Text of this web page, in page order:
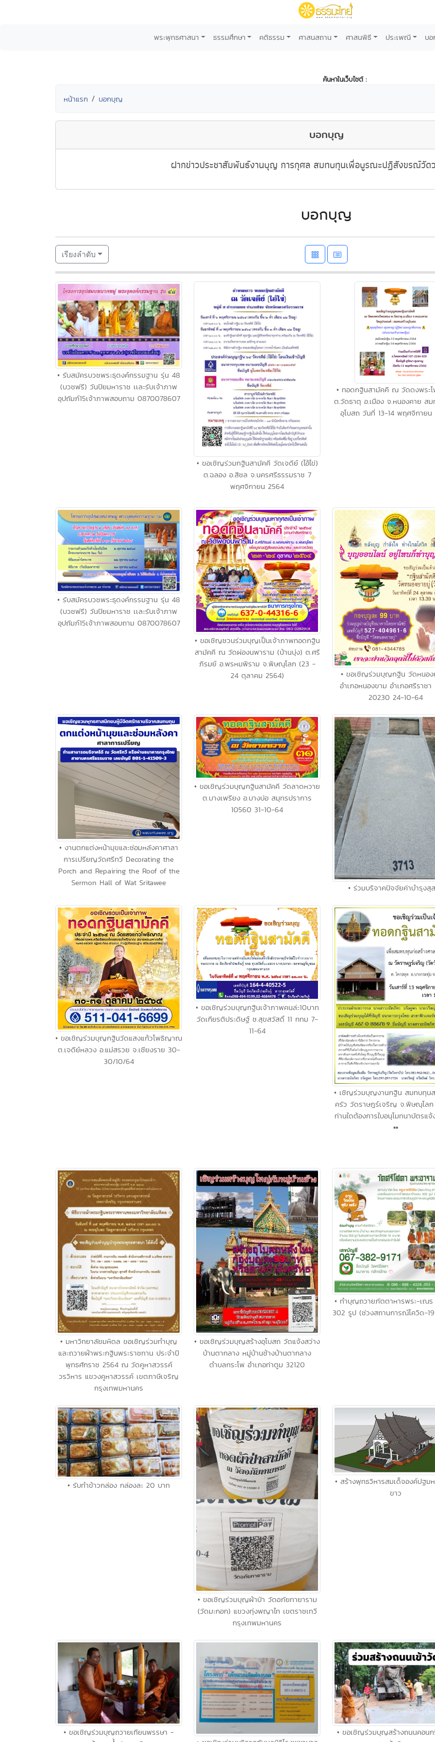
พระพุทธศาสนา ธรรมศึกษา คติธรรม ศาสนสถาน ศาสนพิธี ประเพณี บ
ค้นหาในเว็บไซต์ :
หน้าแรก บอกบุญ
บอกบุญ
ฝากข่าวประชาสัมพันธ์งานบุญ การกุศล สมทบทุนเพื่อบูรณะปฏิสังขรณ์วัดว
บอกบุญ
เรียงลำดับ
• รับสมัครบวชพระธุดงค์กรรมฐาน รุ่น 48
(บวชฟรี) วันปิยมหาราช เเละรับเจ้าภาพ
อุปถัมภ์15เจ้าภาพสอบถาม 0870078607
• ขอเชิญร่วมกฐินสามัคคี วัดเจดีย์ (ไอ้ไข่)
ต.ฉลอง อ.สิชล จ.นครศรีธรรมราช 7
พฤศจิกายน 2564
• ทอดกฐินสามัคคี ณ วัดดงพระ
ต.วัดธาตุ อ.เมือง จ.หนองคาย สม
อุโบสถ วันที่ 13-14 พฤศจิกายน
• รับสมัครบวชพระธุดงค์กรรมฐาน รุ่น 48
(บวชฟรี) วันปิยมหาราช เเละรับเจ้าภาพ
อุปถัมภ์15เจ้าภาพสอบถาม 0870078607
• ขอเชิญชวนร่วมบุญเป็นเจ้าภาพทอดกฐิน
สามัคคี ณ วัดผ่องนพาราม (บ้านบุ่ง) ต.ศรี
ภิรมย์ อ.พรหมพิราม จ.พิษณุโลก (23 -
24 ตุลาคม 2564)
• ขอเชิญร่วมบุญกฐิน วัดหนอง
อำเภอหนองขาม อำเภอศรีราช
20230 24-10-64
• งานตกแต่งหน้ามุขและซ่อมหลังคาศาลา
การเปรียญวัดศรีทวี Decorating the
Porch and Repairing the Roof of the
Sermon Hall of Wat Sritawee
• ขอเชิญร่วมบุญกฐินสามัคคี วัดลาดหวาย
ต.บางเพรียง อ.บางบ่อ สมุทรปราการ
10560 31-10-64
• ร่วมบริจาคปัจจัยค่าบำรุงสุ
• ขอเชิญร่วมบุญกฐินวัดแสงแก้วโพธิญาณ
ต.เจดีย์หลวง อ.แม่สรวย จ.เชียงราย 30-
30/10/64
• ขอเชิญร่วมบุญกฐินเจ้าภาพคนล่ะ10บาท
วัดเกียรติประดิษฐ์ ซ.สุขสวัสดิ์ 11 กทม 7-
11-64
• เชิญร่วมบุญงานกฐิน สมทบทุนส
ครัว วัดราษฎร์เจริญ จ.พิษณุโลก
ท่านใดต้องการใบอนุโมทนาบัตรแจ้
▪︎▪︎
• มหาวิทยาลัยมหิดล ขอเชิญร่วมทำบุญ
และถวายผ้าพระกฐินพระราชทาน ประจำปี
พุทธศักราช 2564 ณ วัดคูหาสวรรค์
วรวิหาร แขวงคูหาสวรรค์ เขตภาษีเจริญ
กรุงเทพมหานคร
• ขอเชิญร่วมบุญสร้างอุโบสถ วัดแจ้งสว่าง
บ้านตากลาง หมู่บ้านช้างบ้านตากลาง
ตำบลกระโพ อำเภอท่าตูม 32120
• ทำบุญถวายภัตตาหารพระ-เณ
302 รูป (ช่วงสถานการณ์โควิด-
• รับทำข้าวกล่อง กล่องละ 20 บาท
• ขอเชิญร่วมบุญผ้าป่า วัดอภัยทายาราม
(วัดมะกอก) แขวงทุ่งพญาไท เขตราชเทวี
กรุงเทพมหานคร
• สร้างพุทธวิหารสมเด็จองค์ปฐม
ขาว
• ขอเชิญร่วมบุญถวายเทียนพรรษา -
• ขอเชิญร่วมบุญสร้างถนนคอนก